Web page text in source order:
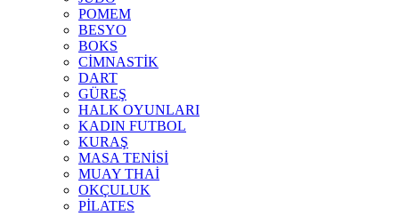
POMEM
BESYO
BOKS
CİMNASTİK
DART
GÜREŞ
HALK OYUNLARI
KADIN FUTBOL
KURAŞ
MASA TENİSİ
MUAY THAİ
OKÇULUK
PİLATES